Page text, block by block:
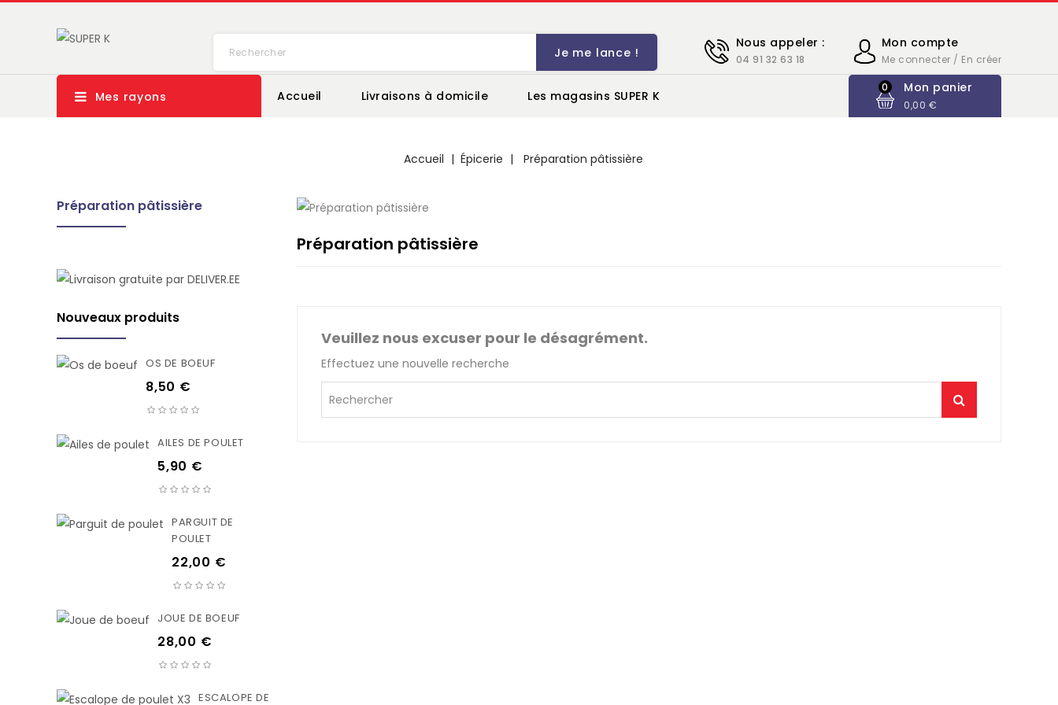
Mon compte
Me connecter / En créer
Nous appeler :
04 91 32 63 18
Je me lance !
Mes rayons Accueil Livraisons à domicile Les magasins SUPER K
Mon panier
0
0,00 €
Accueil Épicerie Préparation pâtissière
Préparation pâtissière
Nouveaux produits
OS DE BOEUF
8,50 €
AILES DE POULET
5,90 €
PARGUIT DE
POULET
22,00 €
JOUE DE BOEUF
28,00 €
ESCALOPE DE
Préparation pâtissière
Veuillez nous excuser pour le désagrément.
Effectuez une nouvelle recherche